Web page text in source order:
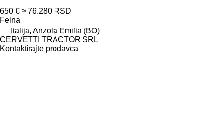
650 € ≈ 76.280 RSD
Felna
Italija, Anzola Emilia (BO)
CERVETTI TRACTOR SRL
Kontaktirajte prodavca